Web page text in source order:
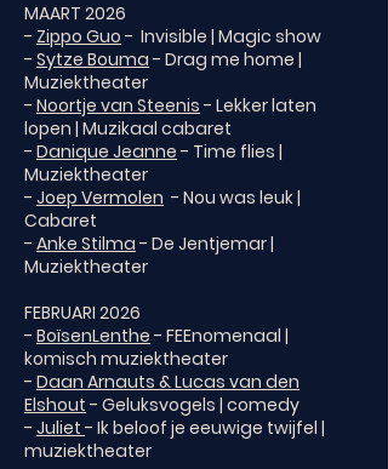
MAART 2026
- Zippo Guo - Invisible | Magic show
- Sytze Bouma - Drag me home |
Muziektheater
- Noortje van Steenis - Lekker laten
lopen | Muzikaal cabaret
- Danique Jeanne - Time flies |
Muziektheater
- Joep Vermolen - Nou was leuk |
Cabaret
- Anke Stilma - De Jentjemar |
Muziektheater
FEBRUARI 2026
- BoïsenLenthe - FEEnomenaal |
komisch muziektheater
- Daan Arnauts & Lucas van den
Elshout - Geluksvogels | comedy
- Juliet - Ik beloof je eeuwige twijfel |
muziektheater